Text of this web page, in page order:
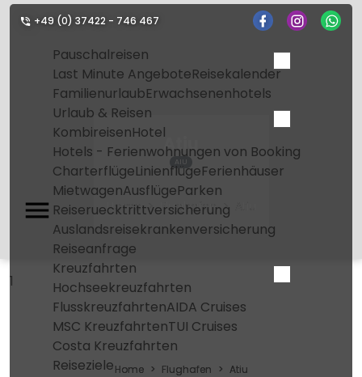
+49 (0) 37422 - 746 467
Pauschalreisen
Last Minute AngeboteReisekalender
FamilienurlaubErwachsenenhotels
Urlaub & Reisen
KombireisenHotel
Hotels - Ferienwohnungen von Booking
CharterflügeLinienflügeFerienhäuser
MietwagenAusflügeParken
Reiseruecktrittversicherung
Auslandsreisekrankenversicherung
Reiseanfrage
Kreuzfahrten
Hochseekreuzfahrten
FlusskreuzfahrtenAIDA Cruises
MSC KreuzfahrtenTUI Cruises
Costa Kreuzfahrten
Reiseziele
Atiu
AIU
Home Flughafen
1
Home Flughafen Atiu